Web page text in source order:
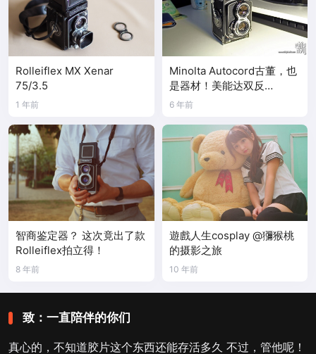
Rolleiflex MX Xenar
75/3.5
1 年前
Minolta Autocord古董，也
是器材！美能达双反
Autocord-By
6 年前
智商鉴定器？ 这次竟出了款
Rolleiflex拍立得！
8 年前
遊戲人生cosplay @獼猴桃
的摄影之旅
10 年前
致：一直陪伴的你们
真心的，不知道胶片这个东西还能存活多久 不过，管他呢！